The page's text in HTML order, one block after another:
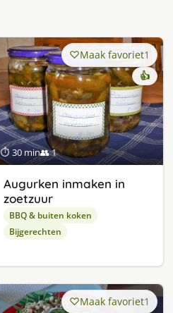
⏱ 30 min👥 1
Maak favoriet1
👍
Augurken inmaken in
zoetzuur
BBQ & buiten koken
Bijgerechten
Maak favoriet1